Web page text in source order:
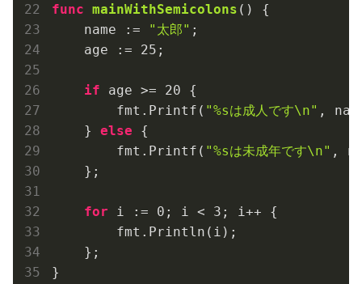
func mainWithSemicolons ()
{
    name :=
"太郎" ;
    age :=
25 ;
if age >= 20 {
        fmt.Printf(
"%sは成人です\n" ,
    }
else {
        fmt.Printf(
"%sは未成年です\n" ,
    };
for i := 0 ; i < 3 ; i++ {
        fmt.Println(i);
    };